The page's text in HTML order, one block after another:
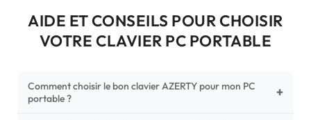
AIDE ET CONSEILS POUR CHOISIR
VOTRE CLAVIER PC PORTABLE
Comment choisir le bon clavier AZERTY pour mon PC
portable ?
+